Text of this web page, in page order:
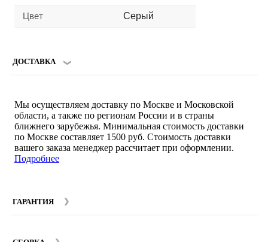
Цвет Серый
ДОСТАВКА
Мы осуществляем доставку по Москве и Московской
области, а также по регионам России и в страны
ближнего зарубежья. Минимальная стоимость доставки
по Москве составляет 1500 руб. Стоимость доставки
вашего заказа менеджер рассчитает при оформлении.
Подробнее
ГАРАНТИЯ
составляет 12 месяцев с момента покупки при